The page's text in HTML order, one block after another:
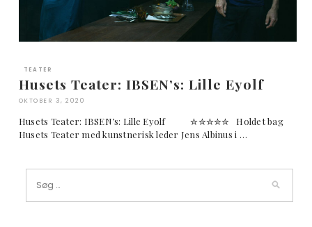
TEATER
Husets Teater: IBSEN’s: Lille Eyolf
OKTOBER 3, 2020
Husets Teater: IBSEN’s: Lille Eyolf ✮✮✮✮✮ Holdet bag
Husets Teater med kunstnerisk leder Jens Albinus i …